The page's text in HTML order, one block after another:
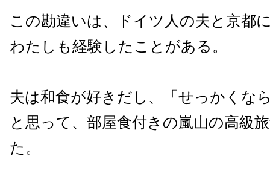
この勘違いは、ドイツ人の夫と京都
わたしも経験したことがある。
夫は和食が好きだし、「せっかくな
と思って、部屋食付きの嵐山の高級
た。